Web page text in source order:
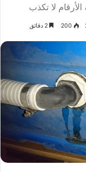
الأرقام لا تكذب
200